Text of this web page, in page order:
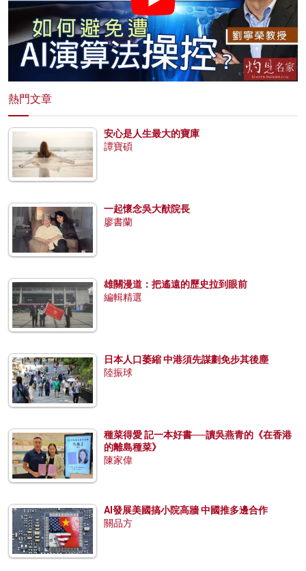
熱門文章
安心是人生最大的寶庫
譚寶碩
一起懷念吳大猷院長
廖書蘭
雄關漫道：把遙遠的歷史拉到眼前
編輯精選
日本人口萎縮 中港須先謀劃免步其後塵
陸振球
種菜得愛 記一本好書──讀吳燕青的《在香港
的離島種菜》
陳家偉
AI發展美國搞小院高牆 中國推多邊合作
關品方